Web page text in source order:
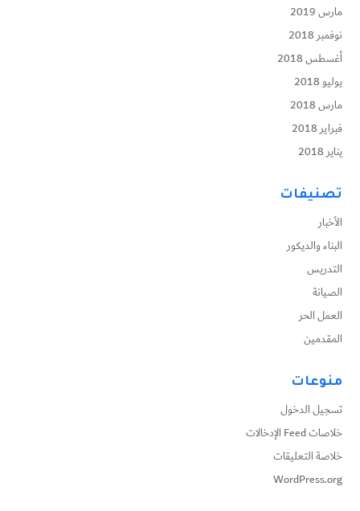
مارس 2019
نوفمبر 2018
أغسطس 2018
يوليو 2018
مارس 2018
فبراير 2018
يناير 2018
تصنيفات
الأخبار
البناء والديكور
التدريس
الصيانة
العمل الحر
المقدمين
منوعات
تسجيل الدخول
خلاصات Feed الإدخالات
خلاصة التعليقات
WordPress.org